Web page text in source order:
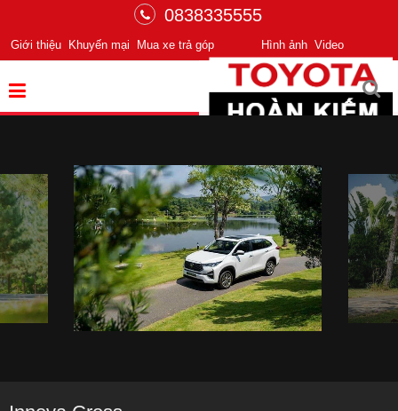
0838335555
Hình ảnh Video
Giới thiệu Khuyến mại Mua xe trả góp